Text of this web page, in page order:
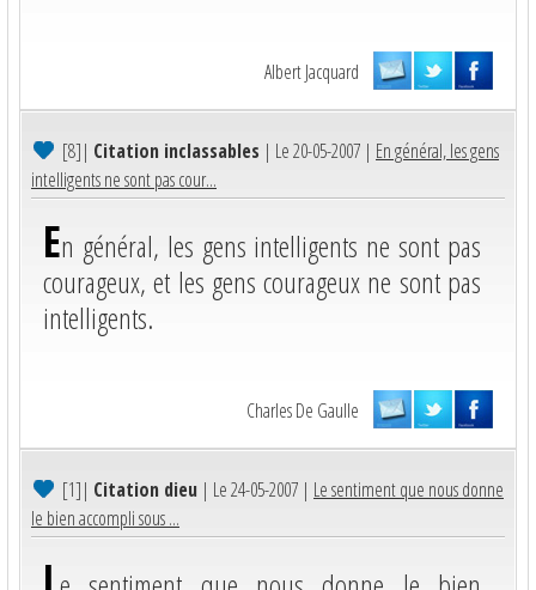
Albert Jacquard
[8]| Citation inclassables | Le 20-05-2007 | En général, les gens
intelligents ne sont pas cour...
En général, les gens intelligents ne sont pas
courageux, et les gens courageux ne sont pas
intelligents.
Charles De Gaulle
[1]| Citation dieu | Le 24-05-2007 | Le sentiment que nous donne
le bien accompli sous ...